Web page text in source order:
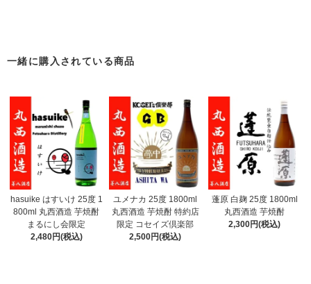
一緒に購入されている商品
hasuike はすいけ 25度 1
800ml 丸西酒造 芋焼酎
まるにし会限定
2,480円(税込)
ユメナカ 25度 1800ml
丸西酒造 芋焼酎 特約店
限定 コセイズ倶楽部
2,500円(税込)
蓬原 白麹 25度 1800ml
丸西酒造 芋焼酎
2,300円(税込)